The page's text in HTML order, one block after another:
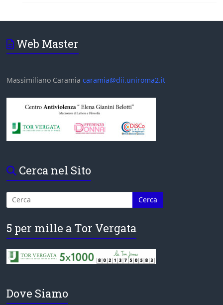
Web Master
Massimiliano Caramiacaramia@dii.uniroma2.it
Cerca nel Sito
5 per mille a Tor Vergata
Dove Siamo